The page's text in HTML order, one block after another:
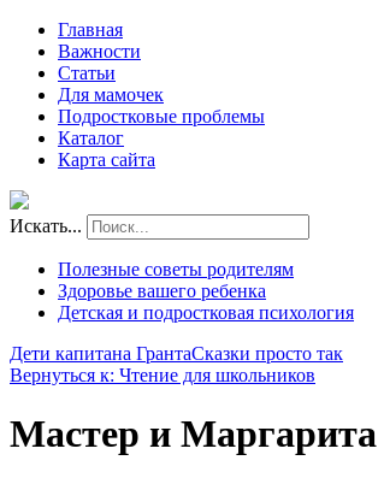
Главная
Важности
Статьи
Для мамочек
Подростковые проблемы
Каталог
Карта сайта
Искать...
Полезные советы родителям
Здоровье вашего ребенка
Детская и подростковая психология
Дети капитана ГрантаСказки просто так
Вернуться к: Чтение для школьников
Мастер и Маргарита